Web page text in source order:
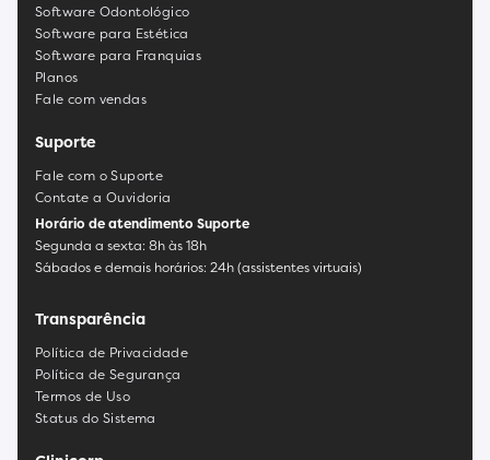
Software Odontológico
Software para Estética
Software para Franquias
Planos
Fale com vendas
Suporte
Fale com o Suporte
Contate a Ouvidoria
Horário de atendimento Suporte
Segunda a sexta: 8h às 18h
Sábados e demais horários: 24h (assistentes virtuais)
Transparência
Política de Privacidade
Política de Segurança
Termos de Uso
Status do Sistema